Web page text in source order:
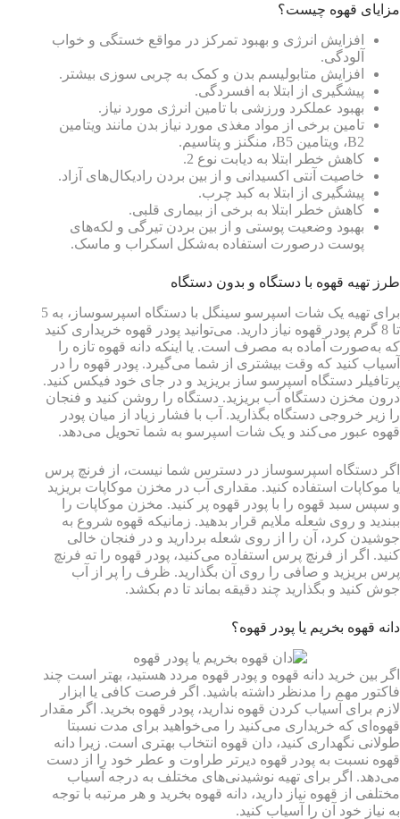
مزایای قهوه چیست؟
افزایش انرژی و بهبود تمرکز در مواقع خستگی و خواب
آلودگی.
افزایش متابولیسم بدن و کمک به چربی سوزی بیشتر.
پیشگیری از ابتلا به افسردگی.
بهبود عملکرد ورزشی با تامین انرژی مورد نیاز.
تامین برخی از مواد مغذی مورد نیاز بدن مانند ویتامین
B2، ویتامین B5، منگنز و پتاسیم.
کاهش خطر ابتلا به دیابت نوع 2.
خاصیت آنتی اکسیدانی و از بین بردن رادیکال‌های آزاد.
پیشگیری از ابتلا به کبد چرب.
کاهش خطر ابتلا به برخی از بیماری قلبی.
بهبود وضعیت پوستی و از بین بردن تیرگی و لکه‌های
پوست درصورت استفاده به‌شکل اسکراب و ماسک.
طرز تهیه قهوه با دستگاه و بدون دستگاه
برای تهیه یک شات اسپرسو سینگل با دستگاه اسپرسوساز، به 5
تا 8 گرم پودر قهوه نیاز دارید. می‌توانید پودر قهوه خریداری کنید
که به‌صورت آماده به مصرف است. یا اینکه دانه قهوه تازه را
آسیاب کنید که وقت بیشتری از شما می‌گیرد. پودر قهوه را در
پرتافیلر دستگاه اسپرسو ساز بریزید و در جای خود فیکس کنید.
درون مخزن دستگاه آب بریزید. دستگاه را روشن کنید و فنجان
را زیر خروجی دستگاه بگذارید. آب با فشار زیاد از میان پودر
قهوه عبور می‌کند و یک شات اسپرسو به شما تحویل می‌دهد.
اگر دستگاه اسپرسوساز در دسترس شما نیست، از فرنچ پرس
یا موکاپات استفاده کنید. مقداری آب در مخزن موکاپات بریزید
و سپس سبد قهوه را با پودر قهوه پر کنید. مخزن موکاپات را
ببندید و روی شعله ملایم قرار بدهید. زمانیکه قهوه شروع به
جوشیدن کرد، آن را از روی شعله بردارید و در فنجان خالی
کنید. اگر از فرنچ پرس استفاده می‌کنید، پودر قهوه را ته فرنچ
پرس بریزید و صافی را روی آن بگذارید. ظرف را پر از آب
جوش کنید و بگذارید چند دقیقه بماند تا دم بکشد.
دانه قهوه بخریم یا پودر قهوه؟
اگر بین خرید دانه قهوه و پودر قهوه مردد هستید، بهتر است چند
فاکتور مهم را مدنظر داشته باشید. اگر فرصت کافی یا ابزار
لازم برای آسیاب کردن قهوه ندارید، پودر قهوه بخرید. اگر مقدار
قهوه‌ای که خریداری می‌کنید را می‌خواهید برای مدت نسبتا
طولانی نگهداری کنید، دان قهوه انتخاب بهتری است. زیرا دانه
قهوه نسبت به پودر قهوه دیرتر طراوت و عطر خود را از دست
می‌دهد. اگر برای تهیه نوشیدنی‌های مختلف به درجه آسیاب
مختلفی از قهوه نیاز دارید، دانه قهوه بخرید و هر مرتبه با توجه
به نیاز خود آن را آسیاب کنید.